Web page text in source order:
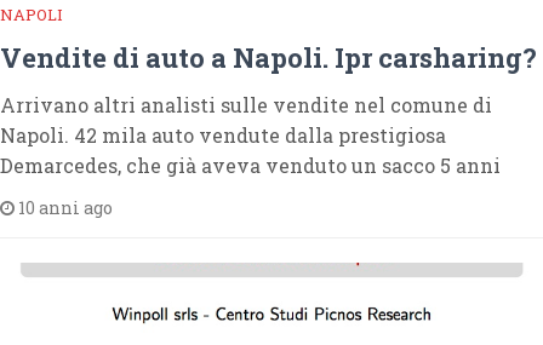
NAPOLI
Vendite di auto a Napoli. Ipr carsharing?
Arrivano altri analisti sulle vendite nel comune di
Napoli. 42 mila auto vendute dalla prestigiosa
Demarcedes, che già aveva venduto un sacco 5 anni
10 anni ago